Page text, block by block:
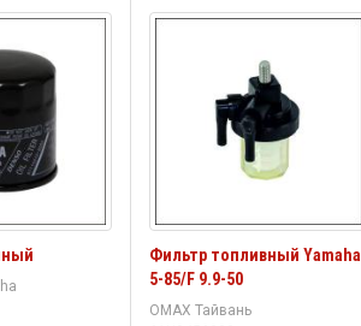
Фильтр топливный Yamaha
5-85/F 9.9-50
OMAX Тайвань